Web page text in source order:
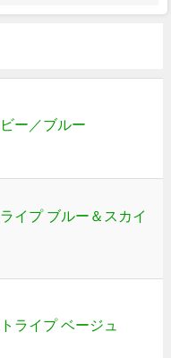
ー／ブルー
イプ ブルー＆スカイ
ライプ ベージュ